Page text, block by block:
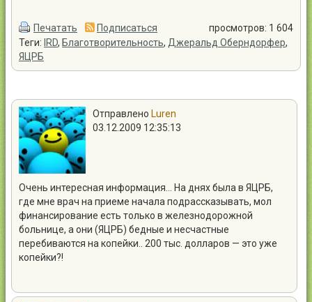
Печатать Подписаться
просмотров: 1 604
Теги: IRD, Благотворительность, Джеральд Оберндорфер,
ЯЦРБ
Отправлено Luren
03.12.2009 12:35:13
Очень интересная информация… На днях была в ЯЦРБ,
где мне врач на приеме начала подрассказывать, мол
финансирование есть только в железнодорожной
больнице, а они (ЯЦРБ) бедные и несчастные
перебиваются на копейки.. 200 тыс. долларов — это уже
копейки?!